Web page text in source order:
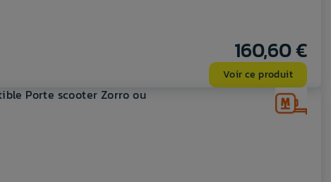
160,60 €
Voir ce produit
Porte scooter Zorro ou